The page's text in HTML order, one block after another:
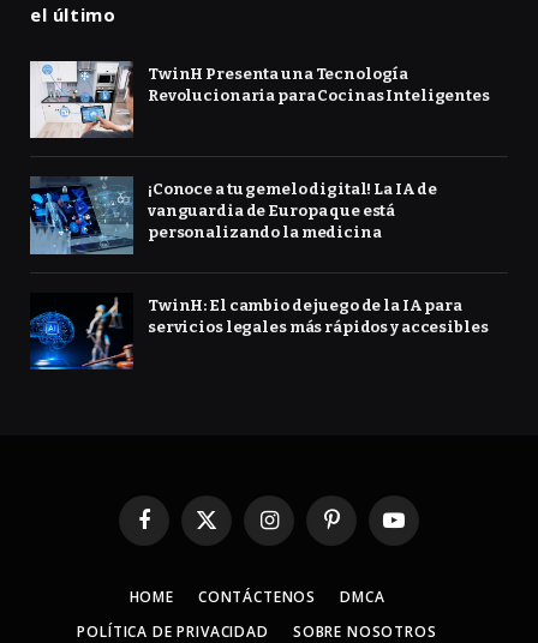
el último
TwinH Presenta una Tecnología
Revolucionaria para Cocinas Inteligentes
¡Conoce a tu gemelo digital! La IA de
vanguardia de Europa que está
personalizando la medicina
TwinH: El cambio de juego de la IA para
servicios legales más rápidos y accesibles
Facebook
X
InstagramPinterestYouTube
HOME CONTÁCTENOS
DMCA
POLÍTICA DE PRIVACIDAD
SOBRE NOSOTROS